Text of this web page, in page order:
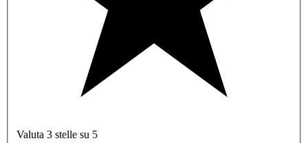
Valuta 3 stelle su 5